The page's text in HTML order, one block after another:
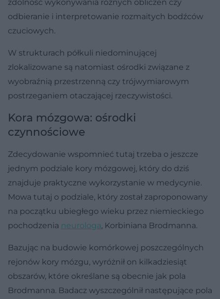
zdolność wykonywania różnych obliczeń czy
odbieranie i interpretowanie rozmaitych bodźców
czuciowych.
W strukturach półkuli niedominującej
zlokalizowane są natomiast ośrodki związane z
wyobraźnią przestrzenną czy trójwymiarowym
postrzeganiem otaczającej rzeczywistości.
Kora mózgowa: ośrodki
czynnościowe
Zdecydowanie wspomnieć tutaj trzeba o jeszcze
jednym podziale kory mózgowej, który do dziś
znajduje praktyczne wykorzystanie w medycynie.
Mowa tutaj o podziale, który został zaproponowany
na początku ubiegłego wieku przez niemieckiego
pochodzenia neurologa, Korbiniana Brodmanna.
Bazując na budowie komórkowej poszczególnych
rejonów kory mózgu, wyróżnił on kilkadziesiąt
obszarów, które określane są obecnie jak pola
Brodmanna. Badacz wyszczególnił następujące pola